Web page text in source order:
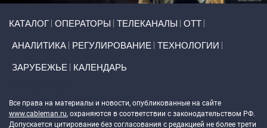
КАТАЛОГ ОПЕРАТОРЫ ТЕЛЕКАНАЛЫ ОТТ
АНАЛИТИКА РЕГУЛИРОВАНИЕ ТЕХНОЛОГИИ
ЗАРУБЕЖЬЕ КАЛЕНДАРЬ
Все права на материалы и новости, опубликованные на сайте
www.cableman.ru, охраняются в соответствии с законодательством РФ.
Допускается цитирование без согласования с редакцией не более трети